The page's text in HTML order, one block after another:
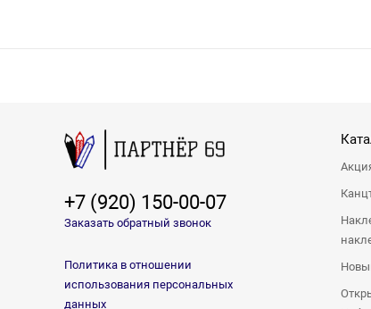
+7 (920) 150-00-07
Заказать обратный звонок
Политика в отношении
использования персональных
данных